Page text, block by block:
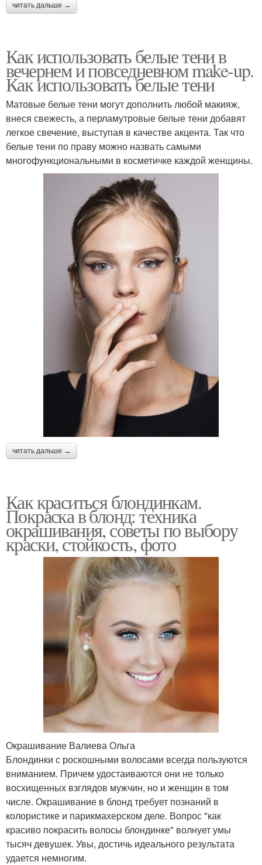
читать дальше →
Как использовать белые тени в
вечернем и повседневном make-up.
Как использовать белые тени
Матовые белые тени могут дополнить любой макияж,
внеся свежесть, а перламутровые белые тени добавят
легкое свечение, выступая в качестве акцента. Так что
белые тени по праву можно назвать самыми
многофункциональными в косметичке каждой женщины.
читать дальше →
Как краситься блондинкам.
Покраска в блонд: техника
окрашивания, советы по выбору
краски, стойкость, фото
Окрашивание Валиева Ольга
Блондинки с роскошными волосами всегда пользуются
вниманием. Причем удостаиваются они не только
восхищенных взглядов мужчин, но и женщин в том
числе. Окрашивание в блонд требует познаний в
колористике и парикмахерском деле. Вопрос "как
красиво покрасить волосы блондинке" волнует умы
тысяч девушек. Увы, достичь идеального результата
удается немногим.